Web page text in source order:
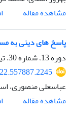
مشاهده مقاله
پاسخ های دینی به
دوره 13، شماره 30، تیر 1402، صفحه
عباسعلی منصوری،
مشاهده مقاله